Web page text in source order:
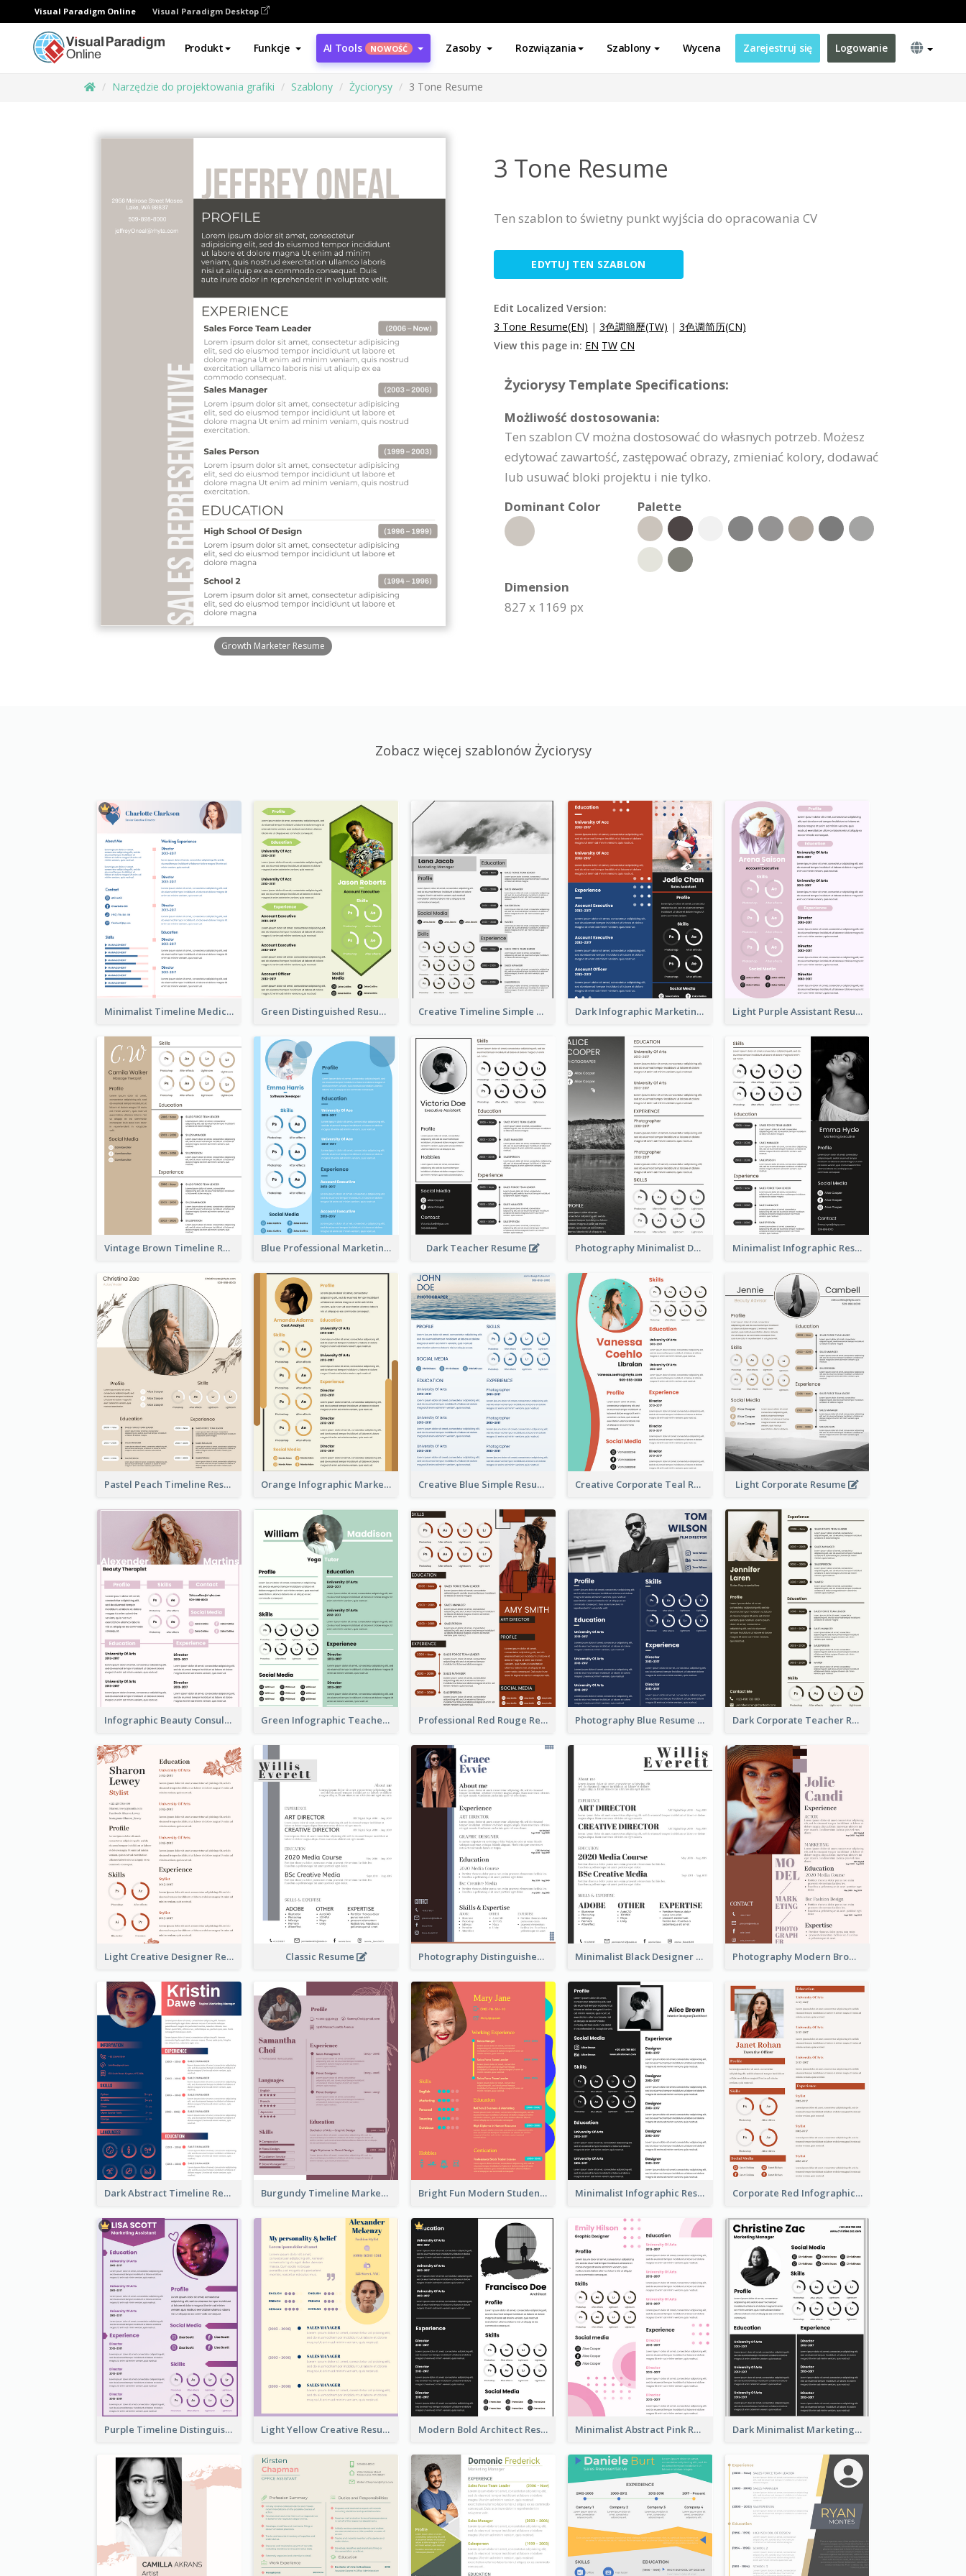
Visual Paradigm Online Visual Paradigm Desktop
Produkt Funkcje AI Tools NOWOŚĆ Zasoby Rozwiązania Szablony Wycena Zarejestruj się Logowanie
Narzędzie do projektowania grafiki Szablony Życiorysy 3 Tone Resume
Growth Marketer Resume
3 Tone Resume
Ten szablon to świetny punkt wyjścia do opracowania CV
EDYTUJ TEN SZABLON
Edit Localized Version:
3 Tone Resume(EN) | 3色調簡歷(TW) | 3色调简历(CN)
View this page in: EN TW CN
Życiorysy Template Specifications:
Możliwość dostosowania:
Ten szablon CV można dostosować do własnych potrzeb. Możesz
edytować zawartość, zastępować obrazy, zmieniać kolory, dodawać
lub usuwać bloki projektu i nie tylko.
Dominant Color
Palette
Dimension
827 x 1169 px
Zobacz więcej szablonów Życiorysy
Minimalist Timeline Medical Student Resume Green Distinguished Resume Creative Timeline Simple Resume Dark Infographic Marketing Assistant Resume Light Purple Assistant Resume
Vintage Brown Timeline Resume Blue Professional Marketing Resume Dark Teacher Resume Photography Minimalist Design Resume Minimalist Infographic Resume
Pastel Peach Timeline Resume Orange Infographic Market Analyst Resume Creative Blue Simple Resume Creative Corporate Teal Resume Light Corporate Resume
Infographic Beauty Consultant Resume Green Infographic Teacher Resume Professional Red Rouge Resume Photography Blue Resume Dark Corporate Teacher Resume
Light Creative Designer Resume Classic Resume Photography Distinguished Resume Minimalist Black Designer Resume Photography Modern Brown Professional Resume
Dark Abstract Timeline Resume Burgundy Timeline Marketer Resume Bright Fun Modern Student Resume Minimalist Infographic Resume Corporate Red Infographic Resume
Purple Timeline Distinguished Resume Light Yellow Creative Resume Modern Bold Architect Resume Minimalist Abstract Pink Resume Dark Minimalist Marketing Manager Resume